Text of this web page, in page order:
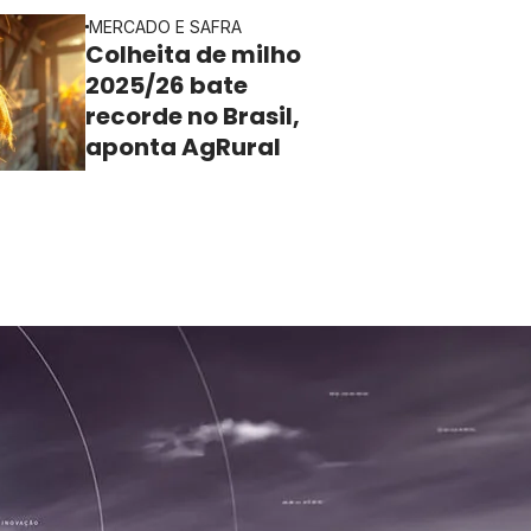
MERCADO E SAFRA
Colheita de milho
2025/26 bate
recorde no Brasil,
aponta AgRural